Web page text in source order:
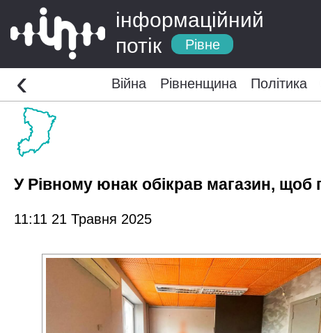
інформаційний
потік
Рівне
Війна Рівненщина Політика
‹
У Рівному юнак обікрав магазин, щоб
11:11 21 Травня 2025